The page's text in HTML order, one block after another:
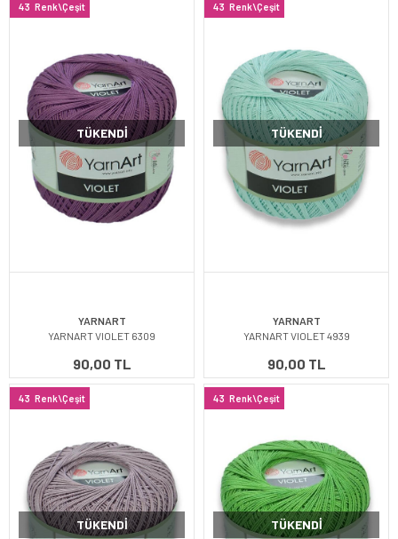
43 Renk\Çeşit
TÜKENDI
YARNART
YARNART VIOLET 6309
90,00 TL
43 Renk\Çeşit
TÜKENDI
YARNART
YARNART VIOLET 4939
90,00 TL
43 Renk\Çeşit
TÜKENDI
43 Renk\Çeşit
TÜKENDI